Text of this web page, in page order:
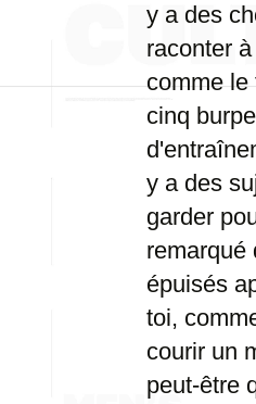
y a des
raconter
comme le
cinq
y a des
garder
remarqué
épuisés
toi,
courir un
peut-être